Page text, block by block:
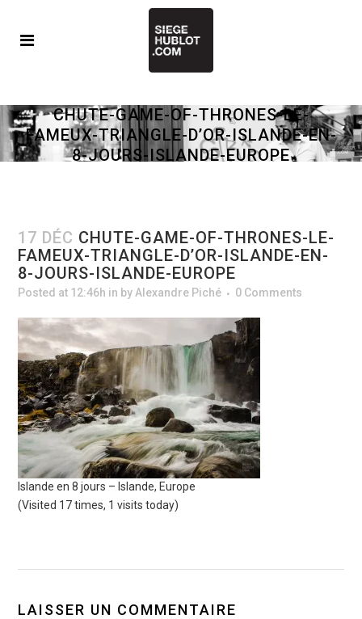
CHUTE-GAME-OF-THRONES-LE-
FAMEUX-TRIANGLE-D’OR-ISLANDE-EN-
8-JOURS-ISLANDE-EUROPE
17 DÉC CHUTE-GAME-OF-THRONES-LE-
FAMEUX-TRIANGLE-D’OR-ISLANDE-EN-
8-JOURS-ISLANDE-EUROPE
Posted at 12:46h in by Alexandre Piché 0 Comments
Islande en 8 jours – Islande, Europe
(Visited 17 times, 1 visits today)
LAISSER UN COMMENTAIRE